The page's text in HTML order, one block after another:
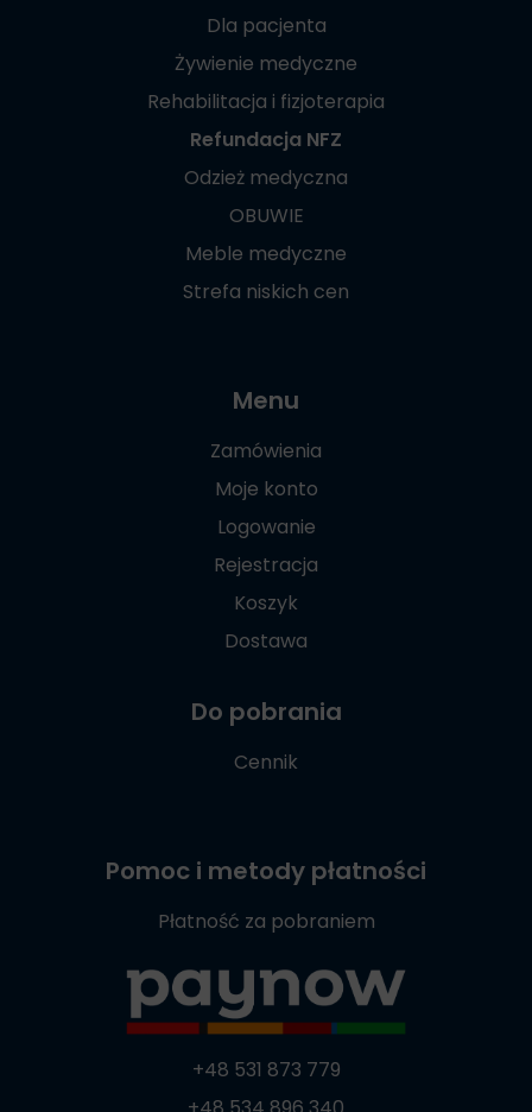
Dla pacjenta
Żywienie medyczne
Rehabilitacja i fizjoterapia
Refundacja NFZ
Odzież medyczna
OBUWIE
Meble medyczne
Strefa niskich cen
Menu
Zamówienia
Moje konto
Logowanie
Rejestracja
Koszyk
Dostawa
Do pobrania
Cennik
Pomoc i metody płatności
Płatność za pobraniem
+48 531 873 779